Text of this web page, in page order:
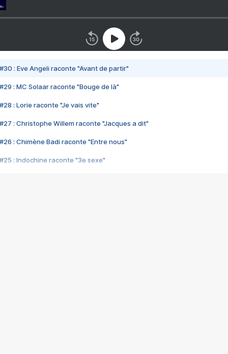
#30 : Eve Angeli raconte "Avant de partir"
#29 : MC Solaar raconte "Bouge de là"
#28 : Lorie raconte "Je vais vite"
#27 : Christophe Willem raconte "Jacques a dit"
#26 : Chimène Badi raconte "Entre nous"
#25 : Indochine raconte "3e sexe"